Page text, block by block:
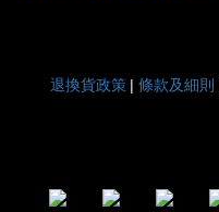
退換貨政策 | 條款及細則